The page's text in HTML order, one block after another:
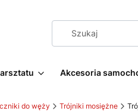
Akcesoria
do węży Trójniki mosiężne